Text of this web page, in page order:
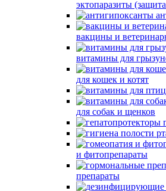
эктопаразиты
вакцины и
витамины для
для кошек и котят
для собак и щенков
и фитопрепараты
препараты